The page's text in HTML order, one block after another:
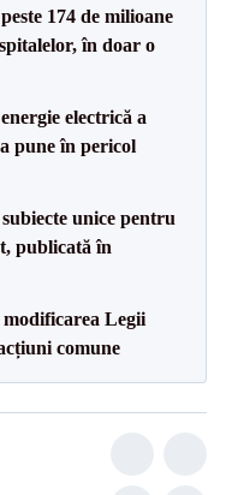
174 de milioane
în doar o
electrică a
pune în pericol
unice pentru
publicată în
modificarea Legii
comune